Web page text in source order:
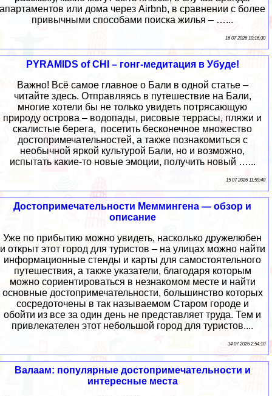
апартаментов или дома через Airbnb, в сравнении с более
привычными способами поиска жилья – …...
16 07 2026 10:16:30
PYRAMIDS of CHI – гонг-медитация в Убуде!
Важно! Всё самое главное о Бали в одной статье –
читайте здесь. Отправляясь в путешествие на Бали,
многие хотели бы не только увидеть потрясающую
природу острова – водопады, рисовые террасы, пляжи и
скалистые берега, посетить бесконечное множество
достопримечательностей, а также познакомиться с
необычной яркой культурой Бали, но и возможно,
испытать какие-то новые эмоции, получить новый …...
15 07 2026 11:59:48
Достопримечательности Меммингена — обзор и
описание
Уже по прибытию можно увидеть, насколько дружелюбен
и открыт этот город для туристов – на улицах можно найти
информационные стенды и карты для самостоятельного
путешествия, а также указатели, благодаря которым
можно сориентироваться в незнакомом месте и найти
основные достопримечательности, большинство которых
сосредоточены в так называемом Старом городе и
обойти из все за один день не представляет труда. Тем и
привлекателен этот небольшой город для туристов....
14 07 2026 2:54:10
Валаам: популярные достопримечательности и
интересные места